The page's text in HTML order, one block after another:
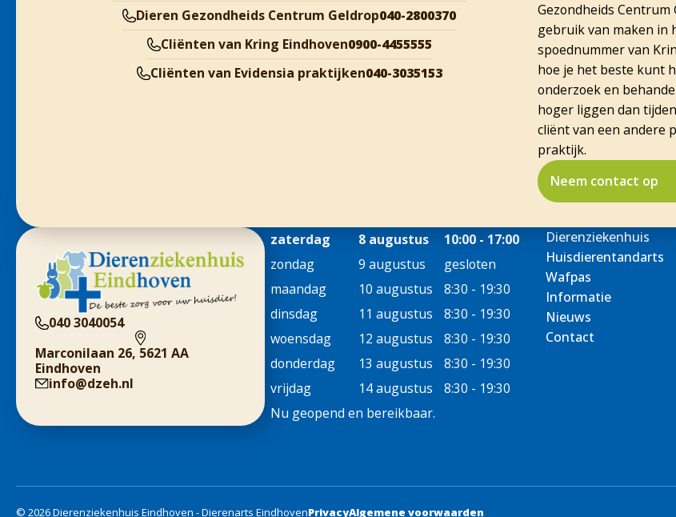
Dieren Gezondheids Centrum Geldrop040-2800370
Cliënten van Kring Eindhoven0900-4455555
Cliënten van Evidensia praktijken040-3035153
Gezondheids
gebruik van maken in
spoednummer van
hoe je het beste kunt
onderzoek en
hoger liggen dan
cliënt van een andere
praktijk.
Neem contact op
040 3040054
Marconilaan 26, 5621 AA
Eindhoven
info@dzeh.nl
zaterdag 8 augustus
10:00 - 17:00
zondag
9 augustus
gesloten
maandag
10 augustus
8:30 - 19:30
dinsdag
11 augustus
8:30 - 19:30
woensdag
12 augustus
8:30 - 19:30
donderdag
13 augustus
8:30 - 19:30
vrijdag
14 augustus
8:30 - 19:30
Nu geopend en bereikbaar.
Dierenziekenhuis
Huisdierentandarts
Wafpas
Informatie
Nieuws
Contact
© 2026 Dierenziekenhuis Eindhoven - Dierenarts EindhovenPrivacyAlgemene voorwaarden